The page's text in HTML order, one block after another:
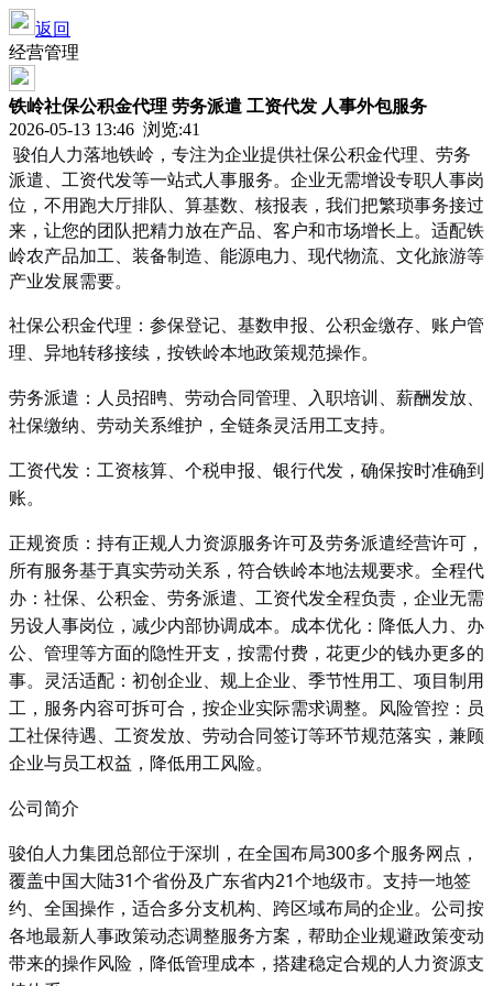
返回
经营管理
铁岭社保公积金代理 劳务派遣 工资代发 人事外包服务
2026-05-13 13:46 浏览:41
骏伯人力落地铁岭，专注为企业提供社保公积金代理、劳务
派遣、工资代发等一站式人事服务。企业无需增设专职人事岗
位，不用跑大厅排队、算基数、核报表，我们把繁琐事务接过
来，让您的团队把精力放在产品、客户和市场增长上。适配铁
岭农产品加工、装备制造、能源电力、现代物流、文化旅游等
产业发展需要。
社保公积金代理：参保登记、基数申报、公积金缴存、账户管
理、异地转移接续，按铁岭本地政策规范操作。
劳务派遣：人员招䀻、劳动合同管理、入职培训、薪酬发放、
社保缴纳、劳动关系维护，全链条灵活用工支持。
工资代发：工资核算、个税申报、银行代发，确保按时准确到
账。
正规资质：持有正规人力资源服务许可及劳务派遣经营许可，
所有服务基于真实劳动关系，符合铁岭本地法规要求。全程代
办：社保、公积金、劳务派遣、工资代发全程负责，企业无需
另设人事岗位，减少内部协调成本。成本优化：降低人力、办
公、管理等方面的隐性开支，按需付费，花更少的钱办更多的
事。灵活适配：初创企业、规上企业、季节性用工、项目制用
工，服务内容可拆可合，按企业实际需求调整。风险管控：员
工社保待遇、工资发放、劳动合同签订等环节规范落实，兼顾
企业与员工权益，降低用工风险。
公司简介
骏伯人力集团总部位于深圳，在全国布局300多个服务网点，
覆盖中国大陆31个省份及广东省内21个地级市。支持一地签
约、全国操作，适合多分支机构、跨区域布局的企业。公司按
各地最新人事政策动态调整服务方案，帮助企业规避政策变动
带来的操作风险，降低管理成本，搭建稳定合规的人力资源支